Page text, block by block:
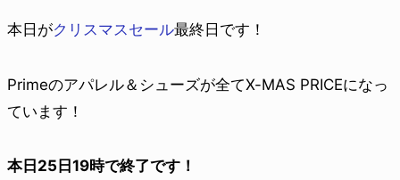
本日がクリスマスセール最終日です！
Primeのアパレル＆シューズが全てX-MAS PRICEになっ
ています！
本日25日19時で終了です！